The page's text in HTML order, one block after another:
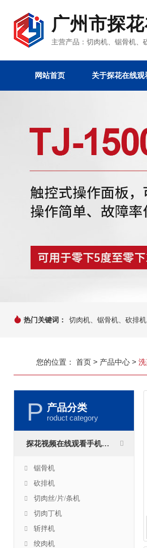
广州市探
主营产品：切肉机、锯骨机
网站首页 关于探花在线观
热门关键词： 切肉机、锯骨机、砍排
您的位置： 首页> 产品中心>
P 产品分类
roduct category
探花视频在线观看手机设备
锯骨机
砍排机
切肉丝/片/条机
切肉丁机
斩拌机
绞肉机